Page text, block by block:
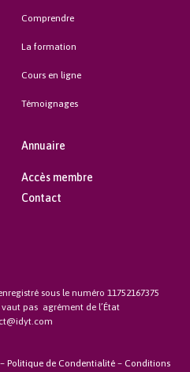
Comprendre
La formation
Cours en ligne
Témoignages
Annuaire
Accès membre
Contact
sous le numéro 11752167375
pas agrément de l’État
Politique de Condentialité – Conditions